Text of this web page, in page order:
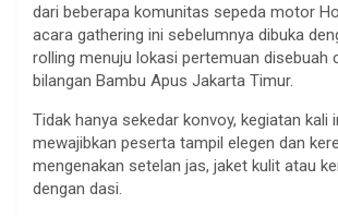
dari beberapa komunitas sepeda motor
acara gathering ini sebelumnya dibuka
rolling menuju lokasi pertemuan disebuah
bilangan Bambu Apus Jakarta Timur.
Tidak hanya sekedar konvoy, kegiatan kali
mewajibkan peserta tampil elegen dan
mengenakan setelan jas, jaket kulit atau
dengan dasi.